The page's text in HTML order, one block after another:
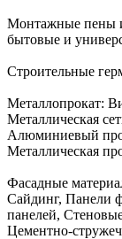
Монтажные пены
бытовые и
Строительные
Металлопрокат:
Металлическая
Алюминиевый
Металлическая
Фасадные
Сайдинг, Панели
панелей,
Цементно-